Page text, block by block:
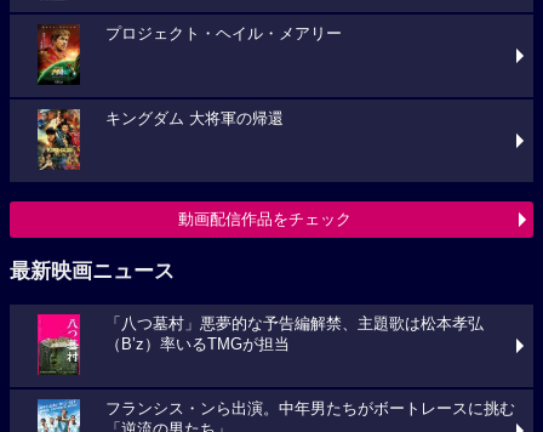
プロジェクト・ヘイル・メアリー
キングダム 大将軍の帰還
動画配信作品をチェック
最新映画ニュース
「八つ墓村」悪夢的な予告編解禁、主題歌は松本孝弘
（B’z）率いるTMGが担当
フランシス・ンら出演。中年男たちがボートレースに挑む